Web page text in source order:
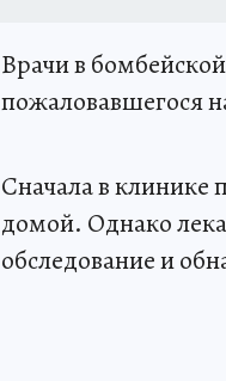
Врачи в
пожаловавшегося
Сначала в
домой. Однако
обследование и